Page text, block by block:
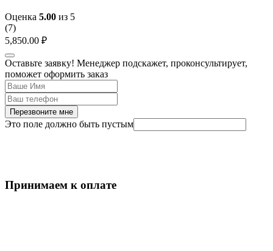
Оценка 5.00 из 5
(7)
5,850.00 ₽
Оставьте заявку! Менеджер подскажет, проконсультирует,
поможет оформить заказ
Перезвоните мне
Это поле должно быть пустым
Принимаем к оплате